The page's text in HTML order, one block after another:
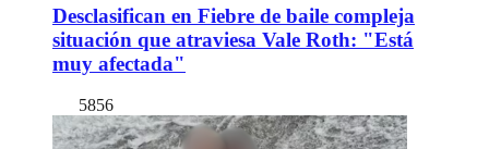
Desclasifican en Fiebre de baile compleja
situación que atraviesa Vale Roth: "Está
muy afectada"
5856